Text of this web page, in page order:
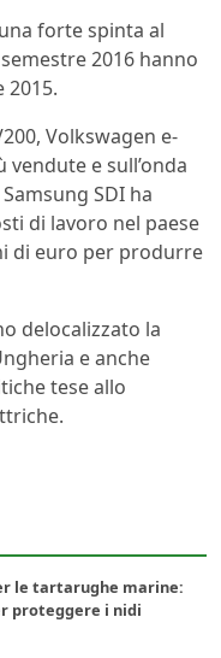
forte spinta al
2016 hanno
2015.
Volkswagen e-
vendute e sull’onda
SDI ha
di lavoro nel paese
di euro per produrre
delocalizzato la
e anche
tese allo
le tartarughe marine:
proteggere i nidi